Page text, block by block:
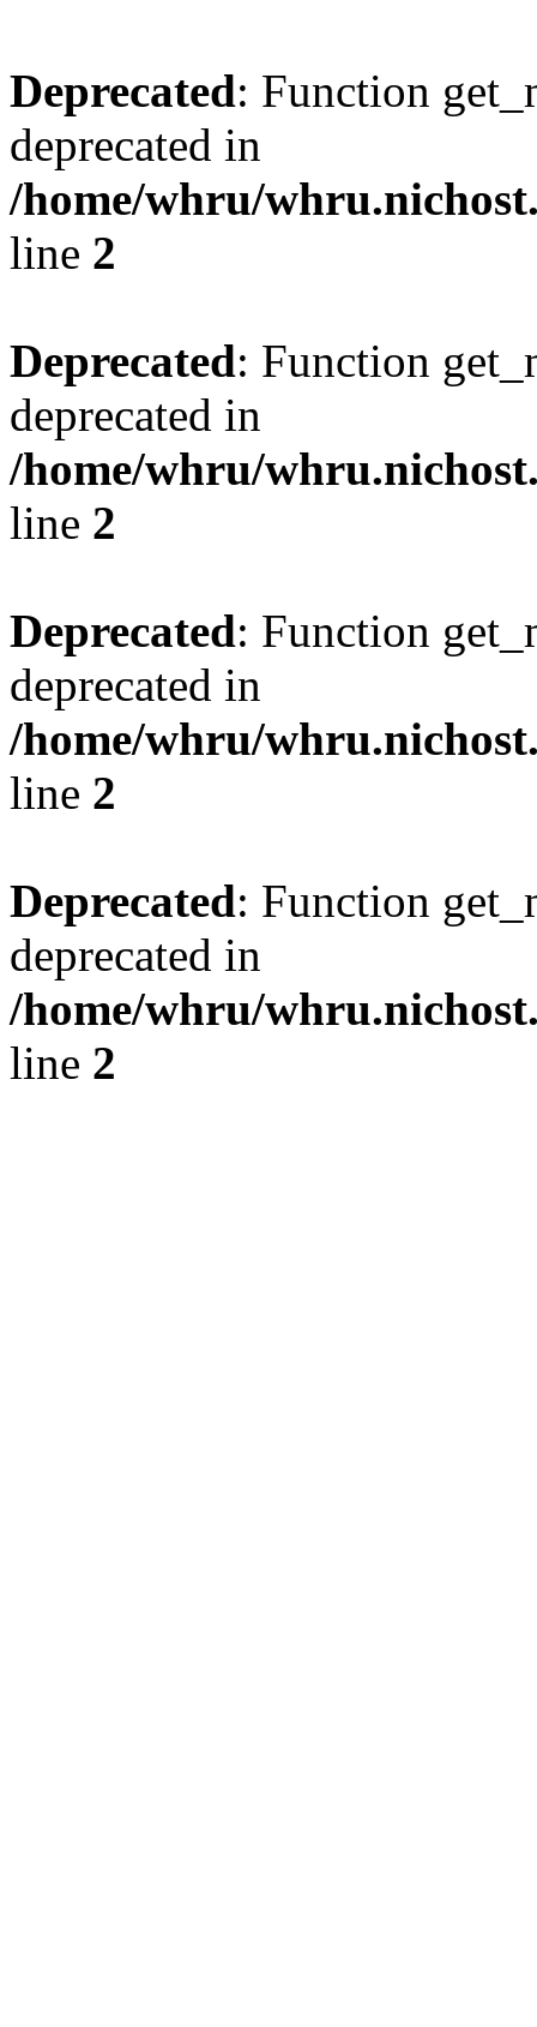
Deprecated: Function
deprecated in
/home/whru/
line 2
Deprecated: Function
deprecated in
/home/whru/
line 2
Deprecated: Function
deprecated in
/home/whru/
line 2
Deprecated: Function
deprecated in
/home/whru/
line 2